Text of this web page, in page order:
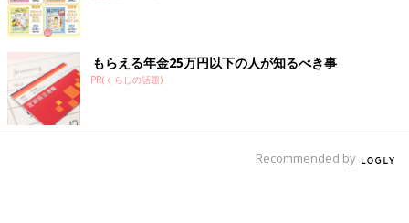
もらえる年金25万円以下の人が知るべき事
PR(くらしの話題)
Recommended by